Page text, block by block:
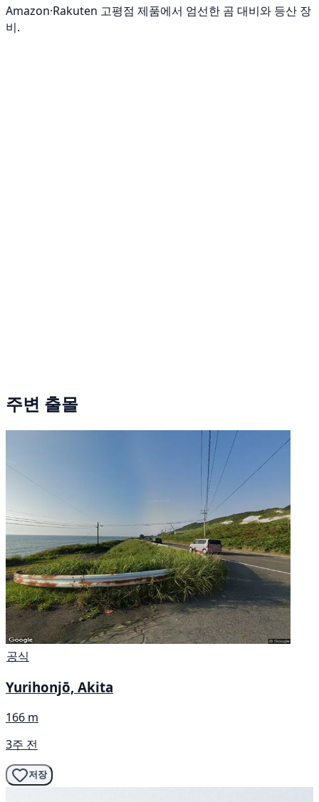
Amazon·Rakuten 고평점 제품에서 엄선한 곰 대비와 등산 장
비.
주변 출몰
공식
Yurihonjō, Akita
166 m
3주 전
저장